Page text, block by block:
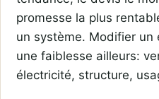
promesse la plus
un système. Modifier un
une faiblesse ailleurs:
électricité, structure,